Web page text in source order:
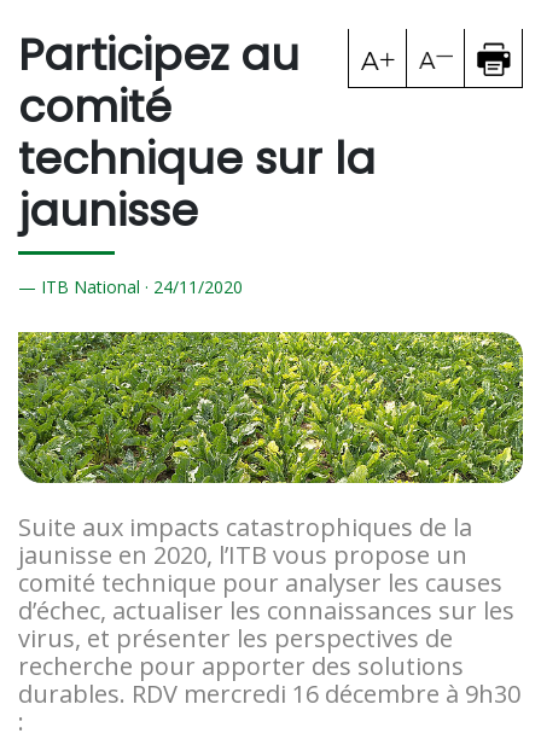
Participez au
comité
technique sur la
jaunisse
ITB National · 24/11/2020
Suite aux impacts catastrophiques de la
jaunisse en 2020, l’ITB vous propose un
comité technique pour analyser les causes
d’échec, actualiser les connaissances sur les
virus, et présenter les perspectives de
recherche pour apporter des solutions
durables. RDV mercredi 16 décembre à 9h30
: